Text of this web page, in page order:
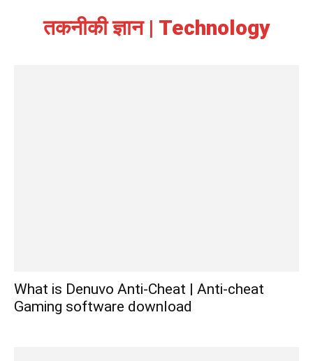
तकनीकी ज्ञान | Technology
What is Denuvo Anti-Cheat | Anti-cheat
Gaming software download